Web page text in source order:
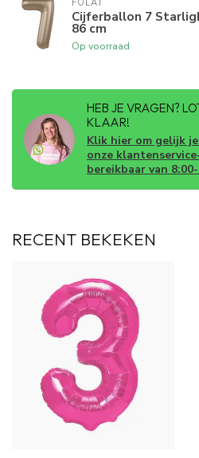
FOLAT
Cijferballon 7
86 cm
Op voorraad
HEB JE VRAGEN?
KLAAR!
Klik hier om gelijk
onze
bereikbaar van
RECENT BEKEKEN